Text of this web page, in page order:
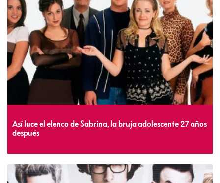
Así luce el elenco de Sabrina, la bruja adolescente 27 años
después